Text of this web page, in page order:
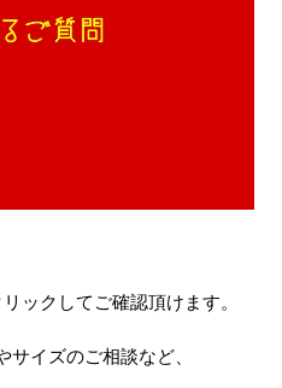
ックしてご確認頂けます。
イズのご相談など、